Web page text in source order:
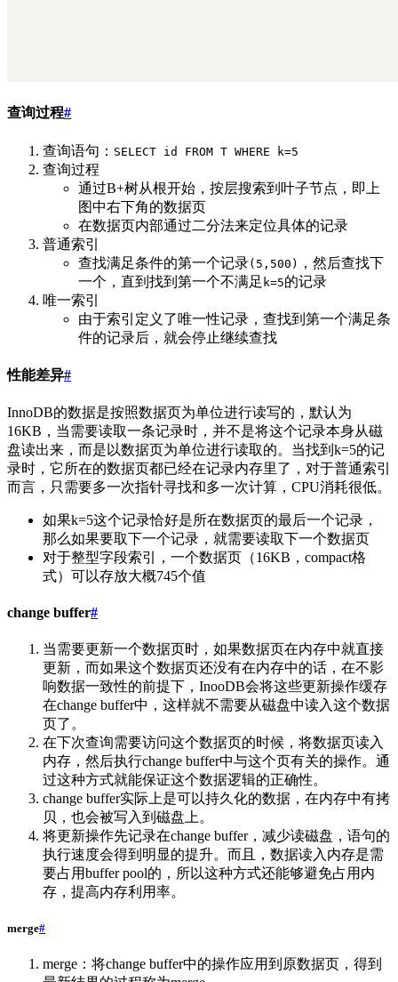
查询过程#
查询语句： SELECT id FROM T WHERE k=5
查询过程
通过B+树从根开始，按层搜索到叶子节点，即上
图中右下角的数据页
在数据页内部通过二分法来定位具体的记录
普通索引
查找满足条件的第一个记录(5,500)
，然后查找下
一个，直到找到第一个不满足 k=5的记录
唯一索引
由于索引定义了唯一性记录，查找到第一个满足条
件的记录后，就会停止继续查找
性能差异#
InnoDB的数据是按照数据页为单位进行读写的，默认为
16KB，当需要读取一条记录时，并不是将这个记录本身从磁
盘读出来，而是以数据页为单位进行读取的。当找到k=5的记
录时，它所在的数据页都已经在记录内存里了，对于普通索引
而言，只需要多一次指针寻找和多一次计算，CPU消耗很低。
如果k=5这个记录恰好是所在数据页的最后一个记录，
那么如果要取下一个记录，就需要读取下一个数据页
对于整型字段索引，一个数据页（16KB，compact格
式）可以存放大概745个值
change buffer#
当需要更新一个数据页时，如果数据页在内存中就直接
更新，而如果这个数据页还没有在内存中的话，在不影
响数据一致性的前提下，InooDB会将这些更新操作缓存
在change buffer中，这样就不需要从磁盘中读入这个数据
页了。
在下次查询需要访问这个数据页的时候，将数据页读入
内存，然后执行change buffer中与这个页有关的操作。通
过这种方式就能保证这个数据逻辑的正确性。
change buffer实际上是可以持久化的数据，在内存中有拷
贝，也会被写入到磁盘上。
将更新操作先记录在change buffer，减少读磁盘，语句的
执行速度会得到明显的提升。而且，数据读入内存是需
要占用buffer pool的，所以这种方式还能够避免占用内
存，提高内存利用率。
merge#
merge：将change buffer中的操作应用到原数据页，得到